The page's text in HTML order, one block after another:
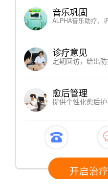
问题严重程度、简单便捷
病史、制定科学检测方案
情况，以排查躯体性因素
启治疗>>>>入口